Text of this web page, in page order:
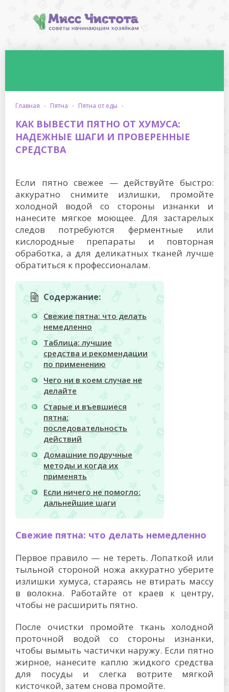
главная · пятна · пятна от еды ·
КАК ВЫВЕСТИ ПЯТНО ОТ ХУМУСА:
НАДЕЖНЫЕ ШАГИ И ПРОВЕРЕННЫЕ
СРЕДСТВА
Если пятно свежее — действуйте быстро:
аккуратно снимите излишки, промойте
холодной водой со стороны изнанки и
нанесите мягкое моющее. Для застарелых
следов потребуются ферментные или
кислородные препараты и повторная
обработка, а для деликатных тканей лучше
обратиться к профессионалам.
Содержание:
Свежие пятна: что делать
немедленно
Таблица: лучшие
средства и рекомендации
по применению
Чего ни в коем случае не
делайте
Старые и въевшиеся
пятна:
последовательность
действий
Домашние подручные
методы и когда их
применять
Если ничего не помогло:
дальнейшие шаги
Свежие пятна: что делать немедленно
Первое правило — не тереть. Лопаткой или
тыльной стороной ножа аккуратно уберите
излишки хумуса, стараясь не втирать массу
в волокна. Работайте от краев к центру,
чтобы не расширить пятно.
После очистки промойте ткань холодной
проточной водой со стороны изнанки,
чтобы вымыть частички наружу. Если пятно
жирное, нанесите каплю жидкого средства
для посуды и слегка вотрите мягкой
кисточкой, затем снова промойте.